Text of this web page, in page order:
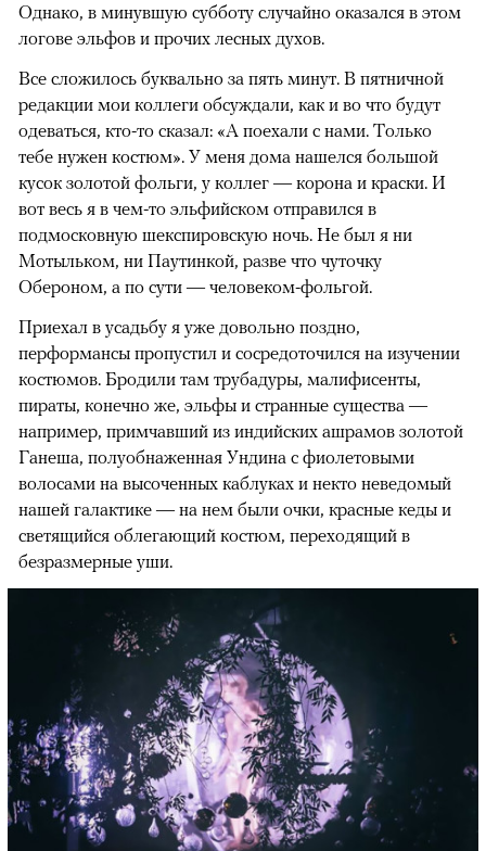
Однако, в минувшую субботу случайно оказался в этом
логове эльфов и прочих лесных духов.
Все сложилось буквально за пять минут. В пятничной
редакции мои коллеги обсуждали, как и во что будут
одеваться, кто-то сказал: «А поехали с нами. Только
тебе нужен костюм». У меня дома нашелся большой
кусок золотой фольги, у коллег — корона и краски. И
вот весь я в чем-то эльфийском отправился в
подмосковную шекспировскую ночь. Не был я ни
Мотыльком, ни Паутинкой, разве что чуточку
Обероном, а по сути — человеком-фольгой.
Приехал в усадьбу я уже довольно поздно,
перформансы пропустил и сосредоточился на изучении
костюмов. Бродили там трубадуры, малифисенты,
пираты, конечно же, эльфы и странные существа —
например, примчавший из индийских ашрамов золотой
Ганеша, полуобнаженная Ундина с фиолетовыми
волосами на высоченных каблуках и некто неведомый
нашей галактике — на нем были очки, красные кеды и
светящийся облегающий костюм, переходящий в
безразмерные уши.